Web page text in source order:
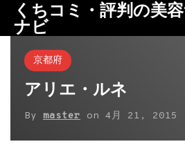
くちコミ・評判の美
ナビ
京都府
アリエ・ルネ
By master on 4月 21, 2015